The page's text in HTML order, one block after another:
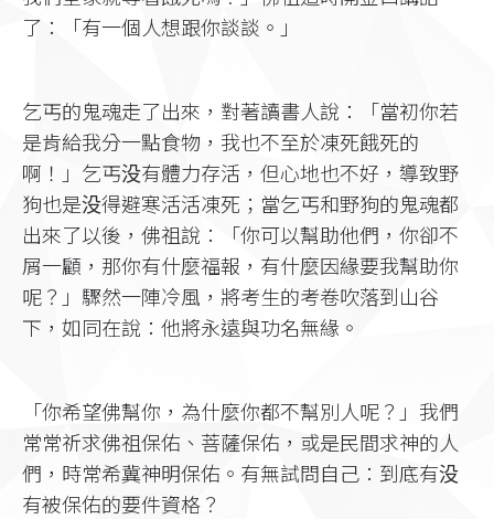
了：「有一個人想跟你談談。」
乞丐的鬼魂走了出來，對著讀書人說：「當初你若
是肯給我分一點食物，我也不至於凍死餓死的
啊！」乞丐没有體力存活，但心地也不好，導致野
狗也是没得避寒活活凍死；當乞丐和野狗的鬼魂都
出來了以後，佛祖說：「你可以幫助他們，你卻不
屑一顧，那你有什麼福報，有什麼因緣要我幫助你
呢？」驟然一陣冷風，將考生的考卷吹落到山谷
下，如同在說：他將永遠與功名無緣。
「你希望佛幫你，為什麼你都不幫別人呢？」我們
常常祈求佛祖保佑、菩薩保佑，或是民間求神的人
們，時常希冀神明保佑。有無試問自己：到底有没
有被保佑的要件資格？